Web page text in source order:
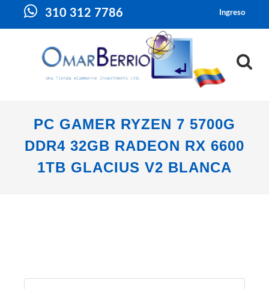
310 312 7786 Ingreso
PC GAMER RYZEN 7 5700G
DDR4 32GB RADEON RX 6600
1TB GLACIUS V2 BLANCA